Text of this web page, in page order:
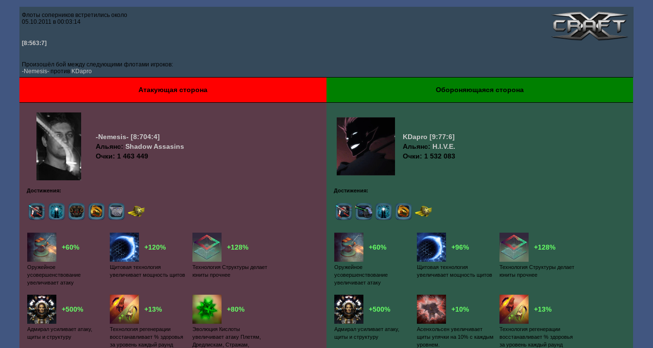
Флоты соперников встретились около
05.10.2011 в 00:03:14
[8:563:7]
Произошёл бой между следующими флотами игроков:
-Nemesis- против KDapro
Атакующая сторона Обороняющаяся сторона
-Nemesis- [8:704:4]
Альянс:Shadow Assasins
Очки: 1 463 449
Достижения:
+60%
Оружейное
усовершенствование
увеличивает атаку
+120%
Щитовая технология
увеличивает мощность щитов
+128%
Технология Структуры делает
юниты прочнее
+500%
Адмирал усиливает атаку,
щиты и структуру
+13%
Технология регенерации
восстанавливает % здоровья
за уровень каждый раунд
+80%
Эволюция Кислоты
увеличивает атаку Плетям,
Дредлискам, Стражам,
KDapro [9:77:6]
Альянс: H.I.V.E.
Очки: 1 532 083
Достижения:
+60%
Оружейное
усовершенствование
увеличивает атаку
+96%
Щитовая технология
увеличивает мощность щитов
+128%
Технология Структуры делает
юниты прочнее
+500%
Адмирал усиливает атаку,
щиты и структуру
+10%
Асенхольсен увеличивает
щиты упячки на 10% с каждым
уровнем.
+13%
Технология регенерации
восстанавливает % здоровья
за уровень каждый раунд